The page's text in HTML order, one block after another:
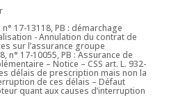
17-13118, PB : démarchage
- Annulation du contrat de
sur l’assurance groupe
n° 17-10055, PB : Assurance de
– Notice – CSS art. L. 932-
délais de prescription mais non la
de ces délais – Défaut
quant aux causes d’interruption